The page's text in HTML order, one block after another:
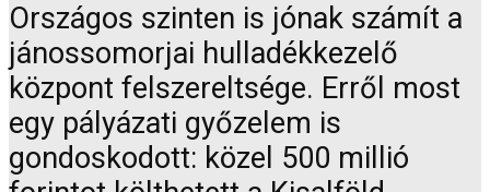
Országos szinten is jónak számít a
jánossomorjai hulladékkezelő
központ felszereltsége. Erről most
egy pályázati győzelem is
gondoskodott: közel 500 millió